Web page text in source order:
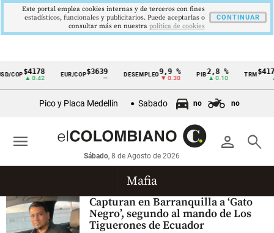
Cintillo
económicos
Colombia
COP$4178
▲ 0.42
EUR/COP$3639
—
DESEMPLEO9,9 %
▼ 0.30
PIB2,8 %
▲ 0.10
TRM
▲
Pico y Placa Medellín Sabado no no
person search
Sábado, 8 de Agosto de 2026
menu
Mafia
Capturan en Barranquilla a ‘Gato
Negro’, segundo al mando de Los
Tiguerones de Ecuador
Este portal emplea cookies internas y de terceros con fines
estadísticos, funcionales y publicitarios. Puede aceptarlas o
consultar más en nuestra politica de cookies
CONTINUAR